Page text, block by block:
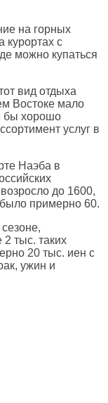
на горных
курортах с
можно купаться
вид отдыха
Востоке мало
бы хорошо
услуг в
Наэба в
до 1600,
примерно 60.
тыс. таких
20 тыс. иен с
ужин и